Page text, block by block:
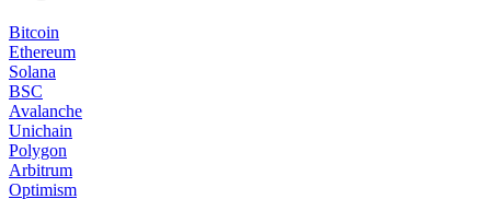
Bitcoin
Ethereum
Solana
BSC
Avalanche
Unichain
Polygon
Arbitrum
Optimism